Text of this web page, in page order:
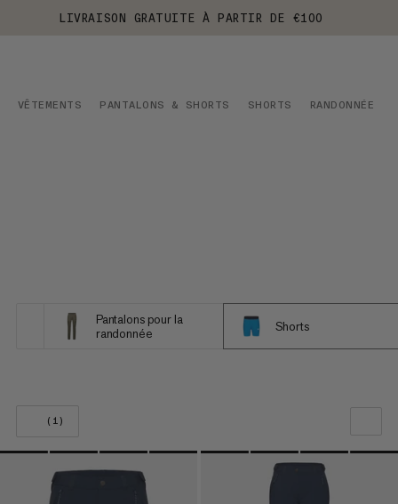
LIVRAISON GRATUITE À PARTIR DE €100
VÊTEMENTS PANTALONS & SHORTS SHORTS RANDONNÉE
Pantalons pour la
randonnée
Shorts
(1)
NOTRE SELECTION
PRIX CROISSANT